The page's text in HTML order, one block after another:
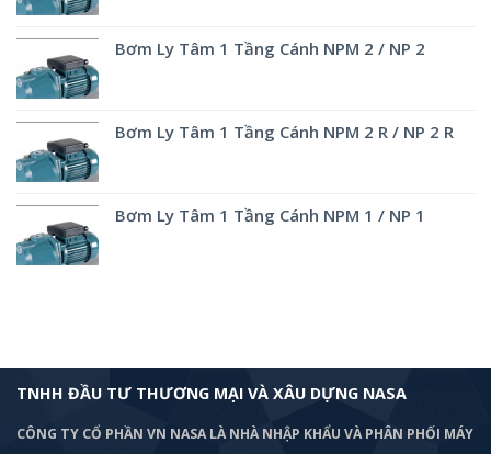
Bơm Ly Tâm 1 Tầng Cánh NPM 2 / NP 2
Bơm Ly Tâm 1 Tầng Cánh NPM 2 R / NP 2 R
Bơm Ly Tâm 1 Tầng Cánh NPM 1 / NP 1
TNHH ĐẦU TƯ THƯƠNG MẠI VÀ XÂU DỰNG NASA
CÔNG TY CỔ PHẦN VN NASA LÀ NHÀ NHẬP KHẨU VÀ PHÂN PHỐI MÁY